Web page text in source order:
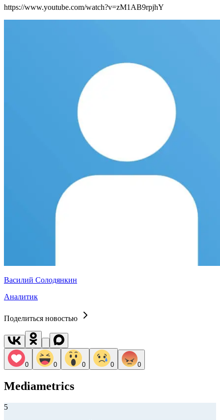
https://www.youtube.com/watch?v=zM1AB9rpjhY
Василий Солодянкин
Аналитик
Поделиться новостью
0 0 0 0 0
Mediametrics
5